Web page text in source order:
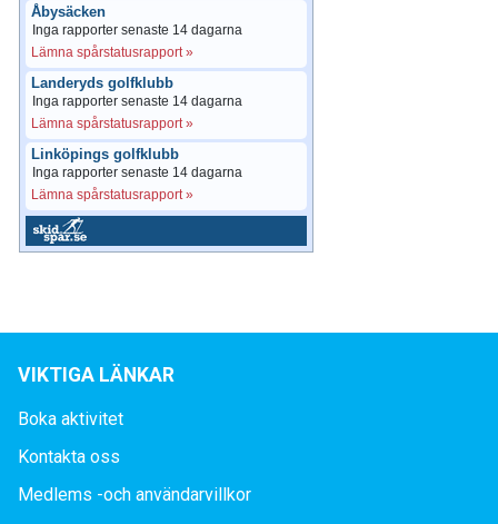
Åbysäcken
Inga rapporter senaste 14 dagarna
Lämna spårstatusrapport »
Landeryds golfklubb
Inga rapporter senaste 14 dagarna
Lämna spårstatusrapport »
Linköpings golfklubb
Inga rapporter senaste 14 dagarna
Lämna spårstatusrapport »
VIKTIGA LÄNKAR
Boka aktivitet
Kontakta oss
Medlems -och användarvillkor